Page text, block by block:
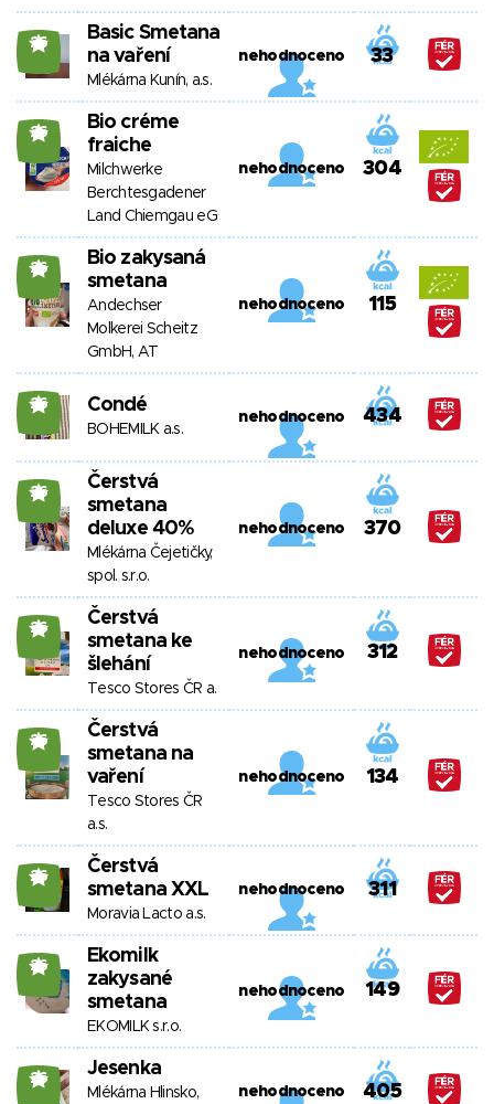
26
Basic Smetana
na vaření
Mlékárna Kunín, a.s.
nehodnoceno 33
26
Bio créme
fraiche
Milchwerke
Berchtesgadener
Land Chiemgau eG
nehodnoceno 304
26
Bio zakysaná
smetana
Andechser
Molkerei Scheitz
GmbH, AT
nehodnoceno 115
26 Condé
BOHEMILK a.s.
nehodnoceno 434
26
Čerstvá
smetana
deluxe 40%
Mlékárna Čejetičky,
spol. s.r.o.
nehodnoceno 370
26
Čerstvá
smetana ke
šlehání
Tesco Stores ČR a.
nehodnoceno 312
26
Čerstvá
smetana na
vaření
Tesco Stores ČR
a.s.
nehodnoceno 134
26
Čerstvá
smetana XXL
Moravia Lacto a.s.
nehodnoceno 311
26
Ekomilk
zakysané
smetana
EKOMILK s.r.o.
nehodnoceno 149
26 Jesenka
Mlékárna Hlinsko,
nehodnoceno 405